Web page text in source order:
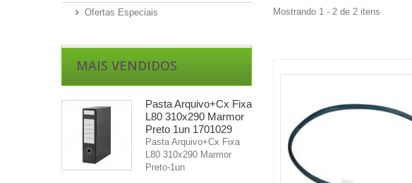
Ofertas Especiais
MAIS VENDIDOS
Pasta Arquivo+Cx Fixa
L80 310x290 Marmor
Preto 1un 1701029
Pasta Arquivo+Cx Fixa
L80 310x290 Marmor
Preto-1un
Mostrando 1 - 2 de 2 itens